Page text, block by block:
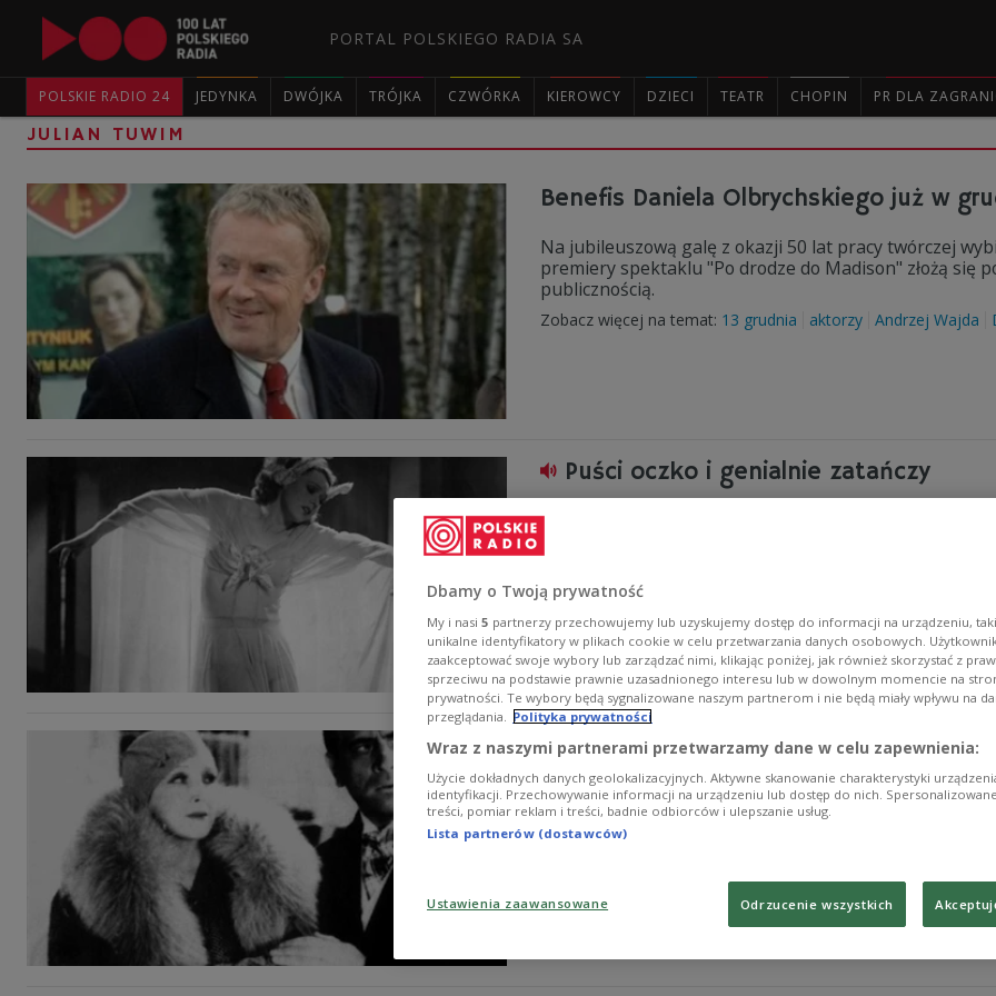
PORTAL POLSKIEGO RADIA SA
POLSKIE RADIO 24 JEDYNKA DWÓJKA TRÓJKA CZWÓRKA KIEROWCY DZIECI TEATR CHOPIN PR DLA
JULIAN TUWIM
Benefis Daniela Olbrychskiego już w
Na jubileuszową galę z okazji 50 lat pracy twórczej
premiery spektaklu "Po drodze do Madison" złożą się
publicznością.
Zobacz więcej na temat: 13 grudnia aktorzy Andrzej Wajda
Puści oczko i genialnie zatańczy
Bezpruderyjne, odważne, zmysłowe i nieziemsko
Ordonka reklamuje pastę do zębów?
O gwiazdach przedwojennego kabretu na usługach
rozmawialiśmy w środowej "Zakładce literackiej" w
Zobacz więcej na temat:
Dbamy o Twoją prywatność
My i nasi 5 partnerzy przechowujemy lub uzyskujemy dostęp do informacji na urządzeniu,
unikalne identyfikatory w plikach cookie w celu przetwarzania danych osobowych.
zaakceptować swoje wybory lub zarządzać nimi, klikając poniżej, jak również skorzystać z
sprzeciwu na podstawie prawnie uzasadnionego interesu lub w dowolnym momencie na
prywatności. Te wybory będą sygnalizowane naszym partnerom i nie będą miały wpływu na
przeglądania. Polityka prywatności
Wraz z naszymi partnerami przetwarzamy dane w celu zapewnienia:
Użycie dokładnych danych geolokalizacyjnych. Aktywne skanowanie charakterystyki
identyfikacji. Przechowywanie informacji na urządzeniu lub dostęp do nich.
treści, pomiar reklam i treści, badnie odbiorców i ulepszanie usług.
Lista partnerów (dostawców)
Ustawienia zaawansowane Odrzucenie wszystkich